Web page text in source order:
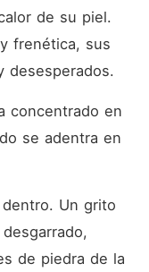
de su piel.
frenética, sus
desesperados.
concentrado en
se adentra en
Un grito
de piedra de la